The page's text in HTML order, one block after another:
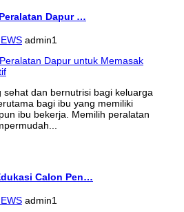
Dapur …
admin1
sehat dan bernutrisi bagi keluarga
bagi ibu yang memiliki
ibu bekerja. Memilih peralatan
Calon Pen…
admin1